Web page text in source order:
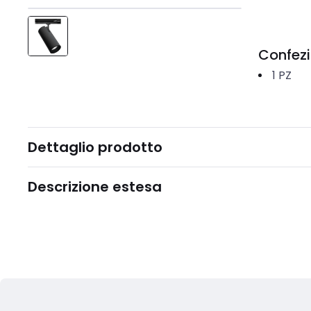
1 PZ
Dettaglio prodotto
Descrizione estesa